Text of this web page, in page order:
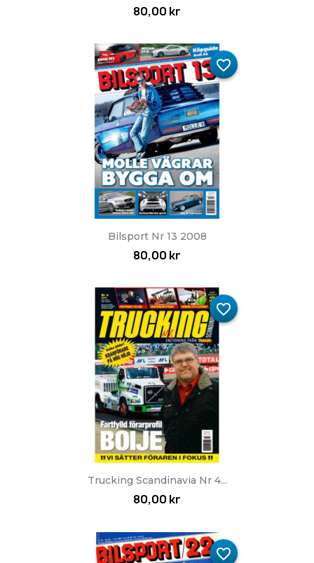
80,00 kr
Bilsport Nr 13 2008
80,00 kr
favorite_border
Trucking Scandinavia Nr 4...
80,00 kr
favorite_border
favorite_border